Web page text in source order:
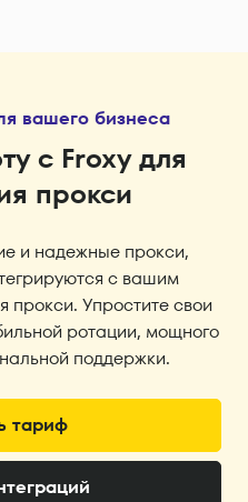
вашего бизнеса
с Froxy для
прокси
и надежные прокси,
с вашим
прокси. Упростите свои
ротации, мощного
поддержки.
тариф